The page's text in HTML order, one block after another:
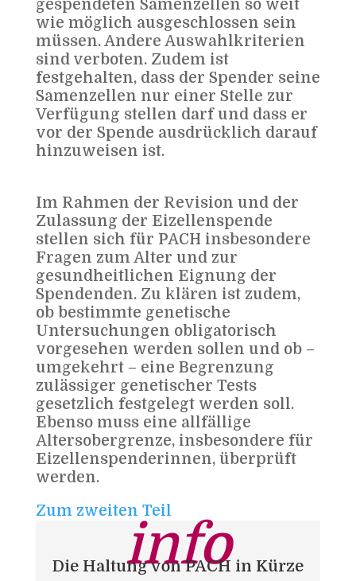
gespendeten Samenzellen so weit
wie möglich ausgeschlossen sein
müssen. Andere Auswahlkriterien
sind verboten. Zudem ist
festgehalten, dass der Spender seine
Samenzellen nur einer Stelle zur
Verfügung stellen darf und dass er
vor der Spende ausdrücklich darauf
hinzuweisen ist.
Im Rahmen der Revision und der
Zulassung der Eizellenspende
stellen sich für PACH insbesondere
Fragen zum Alter und zur
gesundheitlichen Eignung der
Spendenden. Zu klären ist zudem,
ob bestimmte genetische
Untersuchungen obligatorisch
vorgesehen werden sollen und ob –
umgekehrt – eine Begrenzung
zulässiger genetischer Tests
gesetzlich festgelegt werden soll.
Ebenso muss eine allfällige
Altersobergrenze, insbesondere für
Eizellenspenderinnen, überprüft
werden.
Zum zweiten Teil
info
Die Haltung von PACH in Kürze